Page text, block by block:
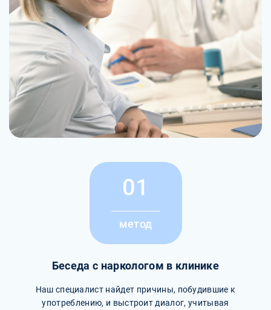
01
метод
Беседа с наркологом в клинике
Наш специалист найдет причины, побудившие к
употреблению, и выстроит диалог, учитывая